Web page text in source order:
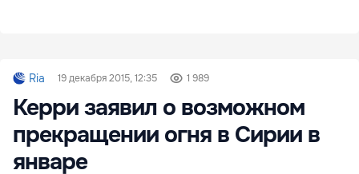
Ria 19 декабря 2015, 12:35 1 989
Керри заявил о возможном
прекращении огня в Сирии в
январе